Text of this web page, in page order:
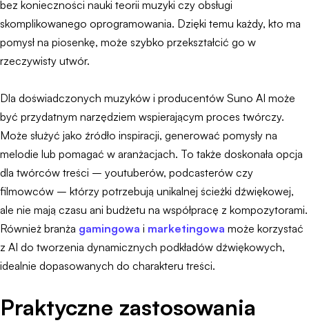
bez konieczności nauki teorii muzyki czy obsługi
skomplikowanego oprogramowania. Dzięki temu każdy, kto ma
pomysł na piosenkę, może szybko przekształcić go w
rzeczywisty utwór.
Dla doświadczonych muzyków i producentów Suno AI może
być przydatnym narzędziem wspierającym proces twórczy.
Może służyć jako źródło inspiracji, generować pomysły na
melodie lub pomagać w aranżacjach. To także doskonała opcja
dla twórców treści – youtuberów, podcasterów czy
filmowców – którzy potrzebują unikalnej ścieżki dźwiękowej,
ale nie mają czasu ani budżetu na współpracę z kompozytorami.
Również branża gamingowa i marketingowa może korzystać
z AI do tworzenia dynamicznych podkładów dźwiękowych,
idealnie dopasowanych do charakteru treści.
Praktyczne zastosowania